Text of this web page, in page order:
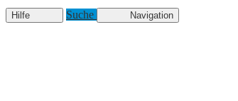
Hilfe Suche Navigation